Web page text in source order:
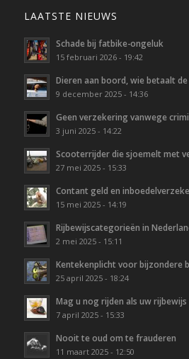
LAATSTE NIEUWS
Schade bij fatbike-ongeluk
15 februari 2026 - 19:42
Dieren aan boord, wie betaalt de
9 december 2025 - 14:36
Geen verzekering vanwege
3 juni 2025 - 14:22
Scooterrijder die sjoemelt met
27 mei 2025 - 15:33
Contant geld en
15 mei 2025 - 14:19
Rijbewijscategorieën in
2 mei 2025 - 15:11
Kentekenplicht voor bijzondere
25 april 2025 - 18:24
Mag u nog rijden als uw
7 april 2025 - 15:33
Nooit te oud om te frauderen
11 maart 2025 - 12:50